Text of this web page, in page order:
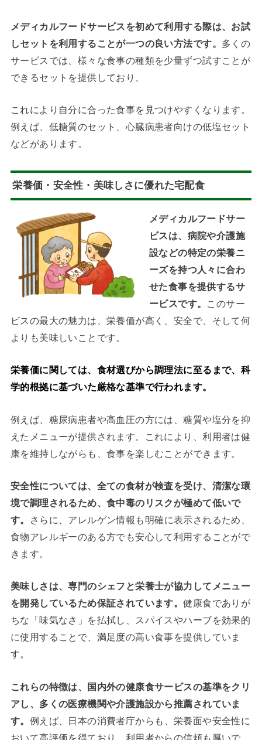
メディカルフードサービスを初めて利用する際は、お試
しセットを利用することが一つの良い方法です。 多くの
サービスでは、様々な食事の種類を少量ずつ試すことが
できるセットを提供しており、
これにより自分に合った食事を見つけやすくなります。
例えば、低糖質のセット、心臓病患者向けの低塩セット
などがあります。
栄養価・安全性・美味しさに優れた宅配食
メディカルフードサー
ビスは、病院や介護施
設などの特定の栄養ニ
ーズを持つ人々に合わ
せた食事を提供するサ
ービスです。 このサー
ビスの最大の魅力は、栄養価が高く、安全で、そして何
よりも美味しいことです。
栄養価に関しては、食材選びから調理法に至るまで、科
学的根拠に基づいた厳格な基準で行われます。
例えば、糖尿病患者や高血圧の方には、糖質や塩分を抑
えたメニューが提供されます。これにより、利用者は健
康を維持しながらも、食事を楽しむことができます。
安全性については、全ての食材が検査を受け、清潔な環
境で調理されるため、食中毒のリスクが極めて低いで
す。
さらに、アレルゲン情報も明確に表示されるため、
食物アレルギーのある方でも安心して利用することがで
きます。
美味しさは、専門のシェフと栄養士が協力してメニュー
を開発しているため保証されています。健康食でありが
ちな「味気なさ」を払拭し、スパイスやハーブを効果的
に使用することで、満足度の高い食事を提供していま
す。
これらの特徴は、国内外の健康食サービスの基準をクリ
アし、多くの医療機関や介護施設から推薦されていま
す。 例えば、日本の消費者庁からも、栄養面や安全性に
おいて高評価を得ており、利用者からの信頼も厚いで